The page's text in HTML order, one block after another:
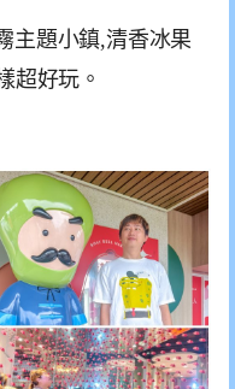
主題小鎮,清香冰果
超好玩。